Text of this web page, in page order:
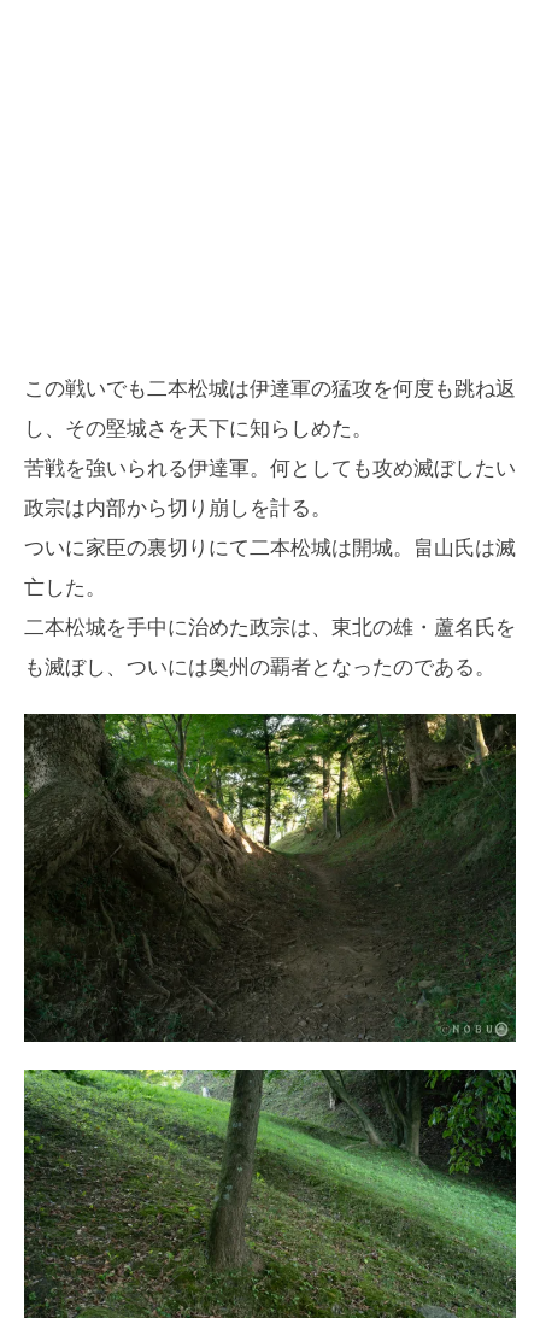
この戦いでも二本松城は伊達軍の猛攻を何度も跳ね返
し、その堅城さを天下に知らしめた。
苦戦を強いられる伊達軍。何としても攻め滅ぼしたい
政宗は内部から切り崩しを計る。
ついに家臣の裏切りにて二本松城は開城。畠山氏は滅
亡した。
二本松城を手中に治めた政宗は、東北の雄・蘆名氏を
も滅ぼし、ついには奥州の覇者となったのである。